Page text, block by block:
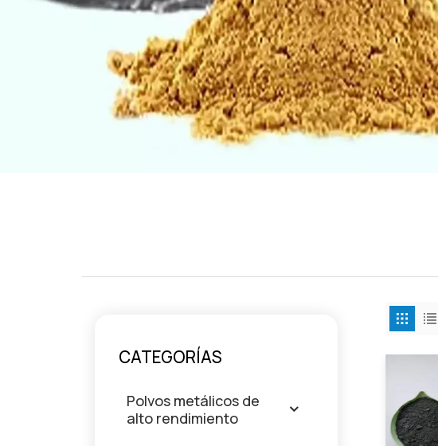
CATEGORÍAS
Polvos metálicos de
alto rendimiento